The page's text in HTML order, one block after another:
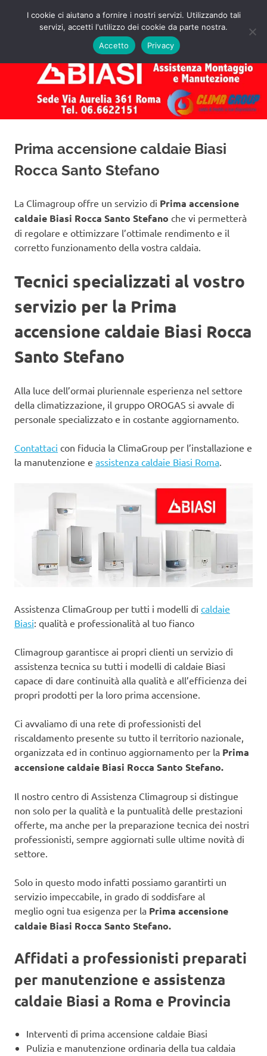
Assistenza
Caldaie
Biasi
Roma
Preventivo!
MENU
Prima accensione caldaie Biasi
Rocca Santo Stefano
La Climagroup offre un servizio di Prima accensione
caldaie Biasi Rocca Santo Stefano che vi permetterà
di regolare e ottimizzare l’ottimale rendimento e il
corretto funzionamento della vostra caldaia.
Tecnici specializzati al vostro
servizio per la Prima
accensione caldaie Biasi Rocca
Santo Stefano
Alla luce dell’ormai pluriennale esperienza nel settore
della climatizzazione, il gruppo OROGAS si avvale di
personale specializzato e in costante aggiornamento.
Contattaci con fiducia la ClimaGroup per l’installazione e
la manutenzione e assistenza caldaie Biasi Roma.
Assistenza ClimaGroup per tutti i modelli di caldaie
Biasi: qualità e professionalità al tuo fianco
Climagroup garantisce ai propri clienti un servizio di
assistenza tecnica su tutti i modelli di caldaie Biasi
capace di dare continuità alla qualità e all’efficienza dei
propri prodotti per la loro prima accensione.
Ci avvaliamo di una rete di professionisti del
riscaldamento presente su tutto il territorio nazionale,
organizzata ed in continuo aggiornamento per la Prima
accensione caldaie Biasi Rocca Santo Stefano.
Il nostro centro di Assistenza Climagroup si distingue
non solo per la qualità e la puntualità delle prestazioni
offerte, ma anche per la preparazione tecnica dei nostri
professionisti, sempre aggiornati sulle ultime novità di
settore.
Solo in questo modo infatti possiamo garantirti un
servizio impeccabile, in grado di soddisfare al
meglio ogni tua esigenza per la Prima accensione
caldaie Biasi Rocca Santo Stefano.
Affidati a professionisti preparati
per manutenzione e assistenza
caldaie Biasi a Roma e Provincia
Interventi di prima accensione caldaie Biasi
Pulizia e manutenzione ordinaria della tua caldaia
I cookie ci aiutano a fornire i nostri servizi. Utilizzando tali
servizi, accetti l'utilizzo dei cookie da parte nostra.
Accetto
Privacy